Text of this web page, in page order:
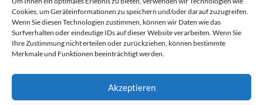
Cookies, um Geräteinformationen zu speichern und/oder darauf zuzugreifen.
Wenn Sie diesen Technologien zustimmen, können wir Daten wie das
Surfverhalten oder eindeutige IDs auf dieser Website verarbeiten. Wenn Sie
Ihre Zustimmung nicht erteilen oder zurückziehen, können bestimmte
Merkmale und Funktionen beeinträchtigt werden.
Akzeptieren
Popular Free Games
LATEST UPDATES